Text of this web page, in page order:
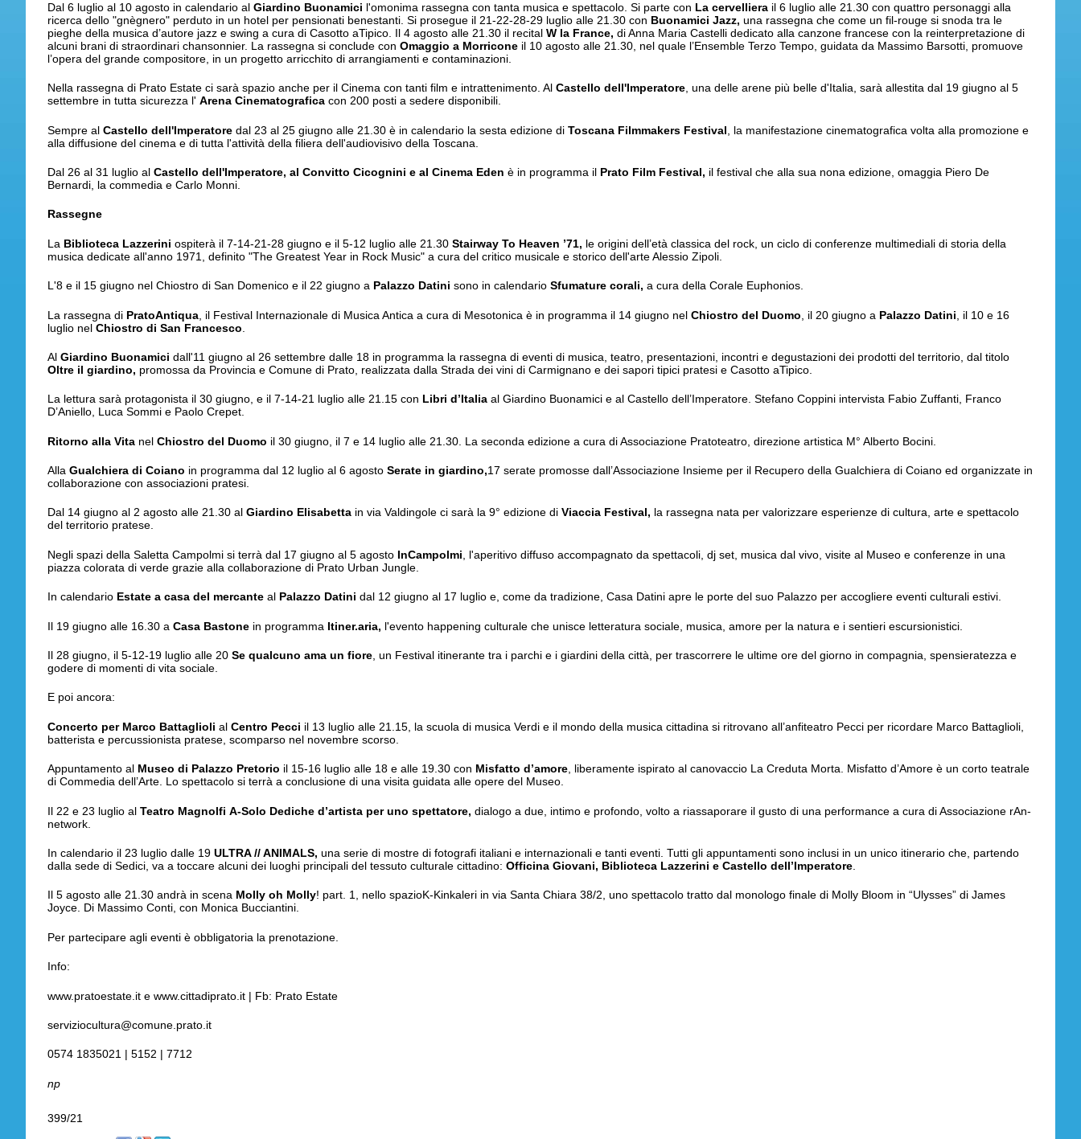
Dal 6 luglio al 10 agosto in calendario alGiardino Buonamici l'omonima rassegna con tanta musica e spettacolo. Si parte con La cervelliera il 6 luglio alle 21.30 con quattro personaggi alla
ricerca dello "gnègnero" perduto in un hotel per pensionati benestanti. Si prosegue il 21-22-28-29 luglio alle 21.30 con Buonamici Jazz, una rassegna che come un fil-rouge si snoda tra le
pieghe della musica d’autore jazz e swing a cura di Casotto aTipico. Il 4 agosto alle 21.30 il recitalW la France, di Anna Maria Castelli dedicato alla canzone francese con la reinterpretazione di
alcuni brani di straordinari chansonnier. La rassegna si conclude conOmaggio a Morricone il 10 agosto alle 21.30, nel quale l’Ensemble Terzo Tempo, guidata da Massimo Barsotti, promuove
l’opera del grande compositore, in un progetto arricchito di arrangiamenti e contaminazioni.
Nella rassegna di Prato Estate ci sarà spazio anche per il Cinema con tanti film e intrattenimento. AlCastello dell'Imperatore, una delle arene più belle d'Italia, sarà allestita dal 19 giugno al 5
settembre in tutta sicurezza l'Arena Cinematografica con 200 posti a sedere disponibili.
Sempre alCastello dell'Imperatore dal 23 al 25 giugno alle 21.30 è in calendario la sesta edizione diToscana Filmmakers Festival , la manifestazione cinematografica volta alla promozione e
alla diffusione del cinema e di tutta l'attività della filiera dell'audiovisivo della Toscana.
Dal 26 al 31 luglio alCastello dell'Imperatore, al Convitto Cicognini e al Cinema Eden è in programma il Prato Film Festival, il festival che alla sua nona edizione, omaggia Piero De
Bernardi, la commedia e Carlo Monni.
Rassegne
La Biblioteca Lazzerini ospiterà il 7-14-21-28 giugno e il 5-12 luglio alle 21.30Stairway To Heaven ’71, le origini dell’età classica del rock, un ciclo di conferenze multimediali di storia della
musica dedicate all'anno 1971, definito "The Greatest Year in Rock Music" a cura del critico musicale e storico dell'arte Alessio Zipoli.
L'8 e il 15 giugno nel Chiostro di San Domenico e il 22 giugno a Palazzo Datini sono in calendarioSfumature corali, a cura della Corale Euphonios.
La rassegna di PratoAntiqua , il Festival Internazionale di Musica Antica a cura di Mesotonica è in programma il 14 giugno nelChiostro del Duomo , il 20 giugno a Palazzo Datini , il 10 e 16
luglio nelChiostro di San Francesco
AlGiardino Buonamici dall'11 giugno al 26 settembre dalle 18 in programma la rassegna di eventi di musica, teatro, presentazioni, incontri e degustazioni dei prodotti del territorio, dal titolo
Oltre il giardino, promossa da Provincia e Comune di Prato, realizzata dalla Strada dei vini di Carmignano e dei sapori tipici pratesi e Casotto aTipico.
La lettura sarà protagonista il 30 giugno, e il 7-14-21 luglio alle 21.15 con Libri d’Italia al Giardino Buonamici e al Castello dell’Imperatore. Stefano Coppini intervista Fabio Zuffanti, Franco
D’Aniello, Luca Sommi e Paolo Crepet.
Ritorno alla Vita nelChiostro del Duomo il 30 giugno, il 7 e 14 luglio alle 21.30. La seconda edizione a cura di Associazione Pratoteatro, direzione artistica M° Alberto Bocini.
AllaGualchiera di Coiano in programma dal 12 luglio al 6 agostoSerate in giardino,17 serate promosse dall’Associazione Insieme per il Recupero della Gualchiera di Coiano ed organizzate in
collaborazione con associazioni pratesi.
Dal 14 giugno al 2 agosto alle 21.30 alGiardino Elisabetta in via Valdingole ci sarà la 9° edizione diViaccia Festival, la rassegna nata per valorizzare esperienze di cultura, arte e spettacolo
del territorio pratese.
Negli spazi della Saletta Campolmi si terrà dal 17 giugno al 5 agosto InCampolmi , l'aperitivo diffuso accompagnato da spettacoli, dj set, musica dal vivo, visite al Museo e conferenze in una
piazza colorata di verde grazie alla collaborazione di Prato Urban Jungle.
In calendario Estate a casa del mercante al Palazzo Datini dal 12 giugno al 17 luglio e, come da tradizione, Casa Datini apre le porte del suo Palazzo per accogliere eventi culturali estivi.
Il 19 giugno alle 16.30 aCasa Bastone in programma Itiner.aria, l'evento happening culturale che unisce letteratura sociale, musica, amore per la natura e i sentieri escursionistici.
Il 28 giugno, il 5-12-19 luglio alle 20Se qualcuno ama un fiore, un Festival itinerante tra i parchi e i giardini della città, per trascorrere le ultime ore del giorno in compagnia, spensieratezza e
godere di momenti di vita sociale.
E poi ancora:
Concerto per Marco Battaglioli alCentro Pecci il 13 luglio alle 21.15, la scuola di musica Verdi e il mondo della musica cittadina si ritrovano all’anfiteatro Pecci per ricordare Marco Battaglioli,
batterista e percussionista pratese, scomparso nel novembre scorso.
Appuntamento al Museo di Palazzo Pretorio il 15-16 luglio alle 18 e alle 19.30 con Misfatto d’amore, liberamente ispirato al canovaccio La Creduta Morta. Misfatto d’Amore è un corto teatrale
di Commedia dell’Arte. Lo spettacolo si terrà a conclusione di una visita guidata alle opere del Museo.
Il 22 e 23 luglio alTeatro Magnolfi A-Solo Dediche d’artista per uno spettatore, dialogo a due, intimo e profondo, volto a riassaporare il gusto di una performance a cura di Associazione rAn-
network.
In calendario il 23 luglio dalle 19ULTRA // ANIMALS, una serie di mostre di fotografi italiani e internazionali e tanti eventi. Tutti gli appuntamenti sono inclusi in un unico itinerario che, partendo
dalla sede di Sedici, va a toccare alcuni dei luoghi principali del tessuto culturale cittadino:Officina Giovani, Biblioteca Lazzerini e Castello dell’Imperatore
Il 5 agosto alle 21.30 andrà in scena Molly oh Molly! part. 1, nello spazioK-Kinkaleri in via Santa Chiara 38/2, uno spettacolo tratto dal monologo finale di Molly Bloom in “Ulysses” di James
Joyce. Di Massimo Conti, con Monica Bucciantini.
Per partecipare agli eventi è obbligatoria la prenotazione.
Info:
www.pratoestate.it e www.cittadiprato.it | Fb: Prato Estate
serviziocultura@comune.prato.it
0574 1835021 | 5152 | 7712
np
399/21